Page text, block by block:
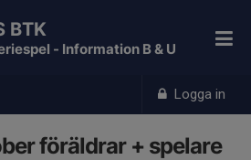
Logga in
BTK
- Information B & U
föräldrar + spelare